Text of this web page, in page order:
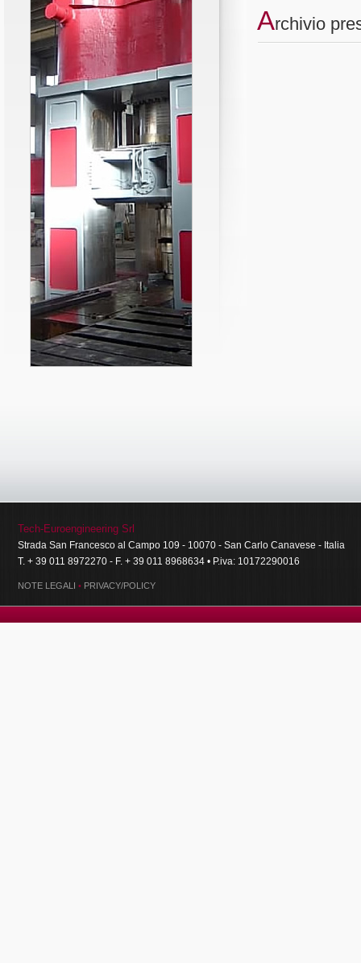
Archivio
Tech-Euroengineering Srl
Strada San Francesco al Campo 109 - 10070 - San Carlo Canavese - Italia
T. + 39 011 8972270 - F. + 39 011 8968634 • P.iva: 10172290016
NOTE LEGALI • PRIVACY/POLICY